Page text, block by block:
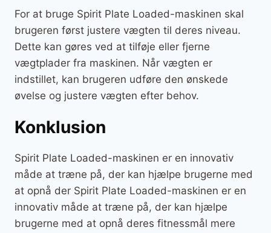
For at bruge Spirit Plate Loaded-maskinen skal
brugeren først justere vægten til deres niveau.
Dette kan gøres ved at tilføje eller fjerne
vægtplader fra maskinen. Når vægten er
indstillet, kan brugeren udføre den ønskede
øvelse og justere vægten efter behov.
Konklusion
Spirit Plate Loaded-maskinen er en innovativ
måde at træne på, der kan hjælpe brugerne med
at opnå der Spirit Plate Loaded-maskinen er en
innovativ måde at træne på, der kan hjælpe
brugerne med at opnå deres fitnessmål mere